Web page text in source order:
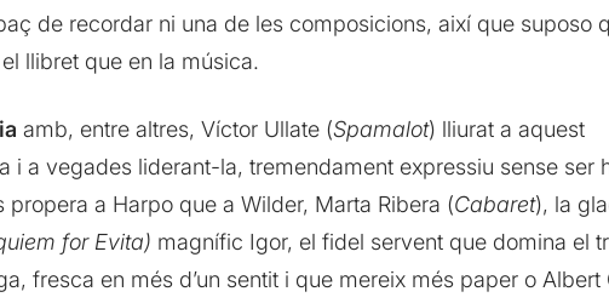
de recordar ni una de les composicions, així que suposo
llibret que en la música.
amb, entre altres, Víctor Ullate (Spamalot) lliurat a aquest
i a vegades liderant-la, tremendament expressiu sense ser
a Harpo que a Wilder, Marta Ribera (Cabaret), la
for Evita) magnífic Igor, el fidel servent que domina el
fresca en més d’un sentit i que mereix més paper o Albert